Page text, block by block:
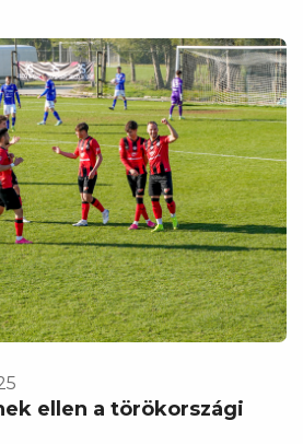
ellen a törökországi